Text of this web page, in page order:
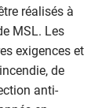
réalisés à
MSL. Les
exigences et
de
anti-